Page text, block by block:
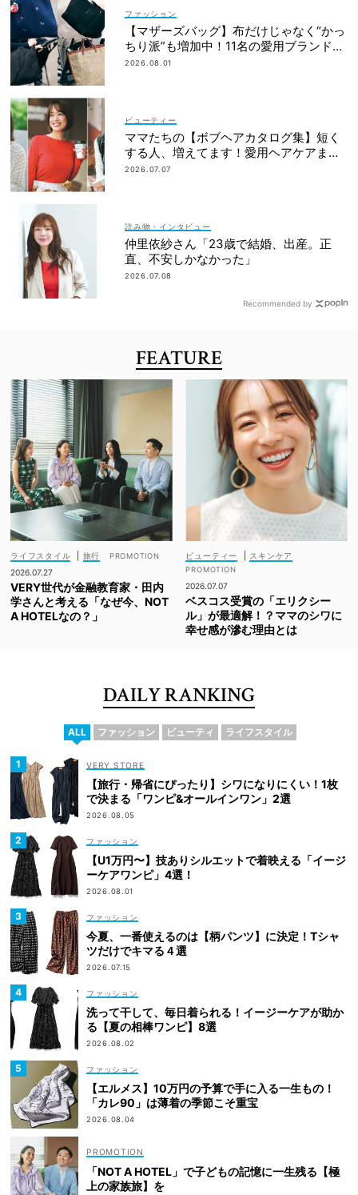
ファッション
【マザーズバッグ】布だけじゃなく“かっ
ちり派”も増加中！11名の愛用ブランド
は？
2026.08.01
ビューティー
ママたちの【ボブヘアカタログ集】短く
する人、増えてます！愛用ヘアケアまで
全部見せ
2026.07.07
読み物・インタビュー
仲里依紗さん「23歳で結婚、出産。正
直、不安しかなかった」
2026.07.08
Recommended by
FEATURE
ライフスタイル
旅行
2026.07.27
VERY世代が金融教育家・田内
学さんと考える「なぜ今、NOT
A HOTELなの？」
ビューティー スキンケア
2026.07.07
ベスコス受賞の「エリクシー
ル」が最適解！？ママのシワに
幸せ感が滲む理由とは
DAILY RANKING
ALL ファッション ビューティ ライフスタイル
VERY STORE
【旅行・帰省にぴったり】シワになりにくい！1枚
で決まる「ワンピ&オールインワン」2選
2026.08.05
ファッション
【U1万円〜】技ありシルエットで着映える「イージ
ーケアワンピ」4選！
2026.08.01
ファッション
今夏、一番使えるのは【柄パンツ】に決定！Tシャ
ツだけでキマる４選
2026.07.15
ファッション
洗って干して、毎日着られる！イージーケアが助か
る【夏の相棒ワンピ】8選
2026.08.02
ファッション
【エルメス】10万円の予算で手に入る一生もの！
「カレ90」は薄着の季節こそ重宝
2026.08.04
「NOT A HOTEL」で子どもの記憶に一生残る【極
上の家族旅】を